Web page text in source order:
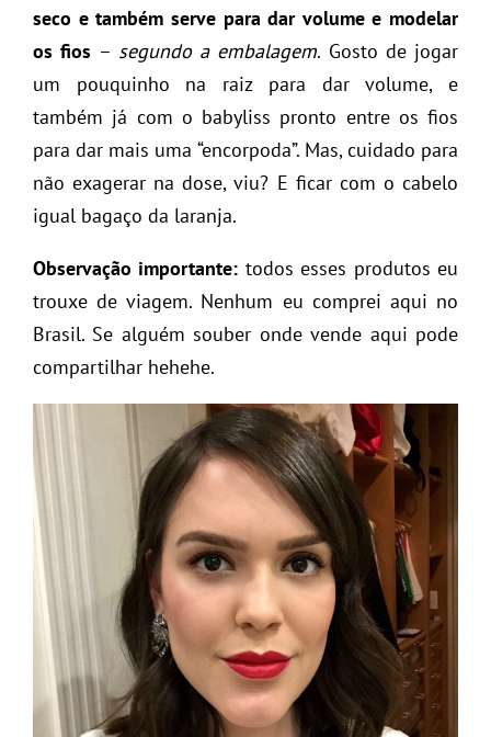
seco e também serve para dar volume e modelar
os fios – segundo a embalagem. Gosto de jogar
um pouquinho na raiz para dar volume, e
também já com o babyliss pronto entre os fios
para dar mais uma “encorpoda”. Mas, cuidado para
não exagerar na dose, viu? E ficar com o cabelo
igual bagaço da laranja.
Observação importante: todos esses produtos eu
trouxe de viagem. Nenhum eu comprei aqui no
Brasil. Se alguém souber onde vende aqui pode
compartilhar hehehe.